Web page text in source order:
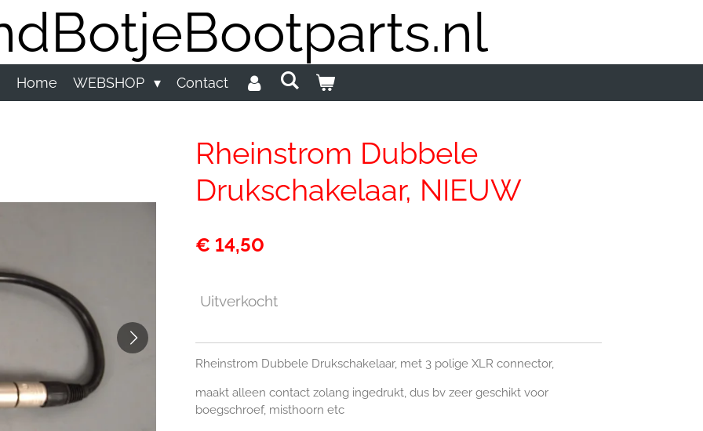
Home WEBSHOP Contact
Rheinstrom Dubbele
Drukschakelaar, NIEUW
€ 14,50
Uitverkocht
Rheinstrom Dubbele Drukschakelaar, met 3 polige XLR connector,
maakt alleen contact zolang ingedrukt, dus bv zeer geschikt voor
boegschroef, misthoorn etc